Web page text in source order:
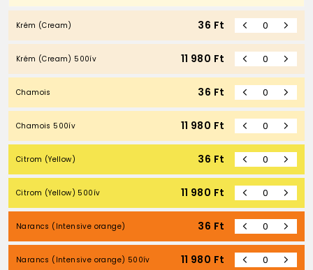
Krém (Cream) 36 Ft
Krém (Cream) 500ív 11 980 Ft
Chamois 36 Ft
Chamois 500ív 11 980 Ft
Citrom (Yellow) 36 Ft
Citrom (Yellow) 500ív 11 980 Ft
Narancs (Intensive orange) 36 Ft
Narancs (Intensive orange) 500ív 11 980 Ft